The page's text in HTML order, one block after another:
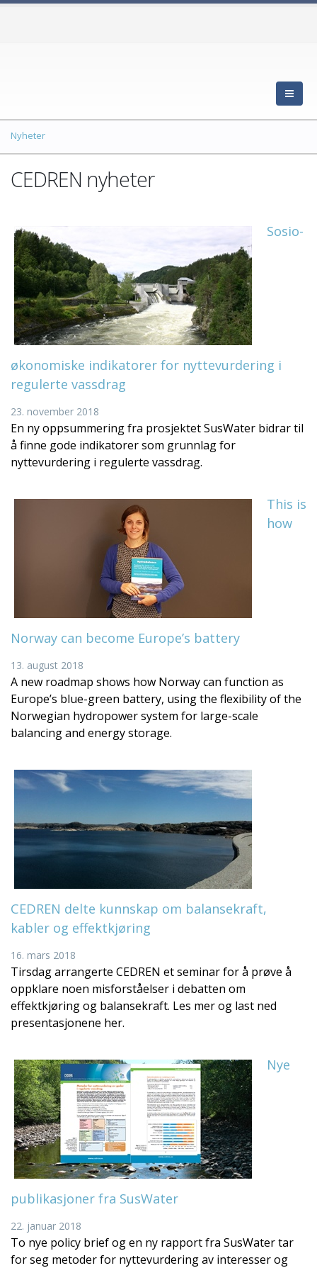
Nyheter
CEDREN nyheter
Sosio-
økonomiske indikatorer for nyttevurdering i
regulerte vassdrag
23. november 2018
En ny oppsummering fra prosjektet SusWater bidrar til
å finne gode indikatorer som grunnlag for
nyttevurdering i regulerte vassdrag.
This is
how
Norway can become Europe’s battery
13. august 2018
A new roadmap shows how Norway can function as
Europe’s blue-green battery, using the flexibility of the
Norwegian hydropower system for large-scale
balancing and energy storage.
CEDREN delte kunnskap om balansekraft,
kabler og effektkjøring
16. mars 2018
Tirsdag arrangerte CEDREN et seminar for å prøve å
oppklare noen misforståelser i debatten om
effektkjøring og balansekraft. Les mer og last ned
presentasjonene her.
Nye
publikasjoner fra SusWater
22. januar 2018
To nye policy brief og en ny rapport fra SusWater tar
for seg metoder for nyttevurdering av interesser og